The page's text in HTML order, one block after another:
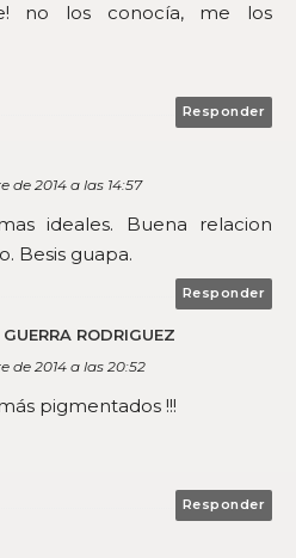
no los conocía, me los
Responder
de 2014 a las 14:57
ideales. Buena relacion
Besis guapa.
Responder
RODRIGUEZ
de 2014 a las 20:52
pigmentados !!!
Responder